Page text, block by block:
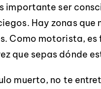
importante ser
Hay zonas que
Como motorista,
que sepas dónde
muerto, no te